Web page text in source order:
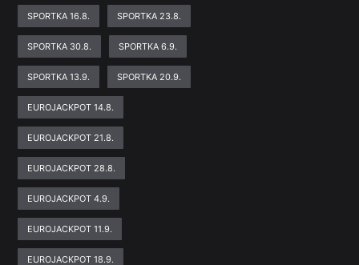
SPORTKA 16.8. SPORTKA 23.8.
SPORTKA 30.8. SPORTKA 6.9.
SPORTKA 13.9. SPORTKA 20.9.
EUROJACKPOT 14.8.
EUROJACKPOT 21.8.
EUROJACKPOT 28.8.
EUROJACKPOT 4.9.
EUROJACKPOT 11.9.
EUROJACKPOT 18.9.